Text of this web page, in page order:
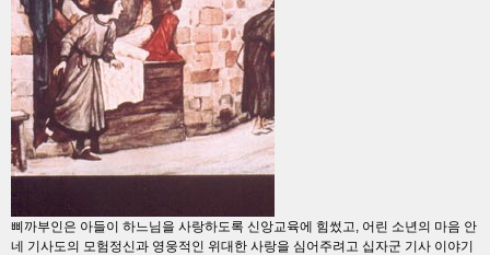
삐까부인은 아들이 하느님을 사랑하도록 신앙교육에 힘썼고, 어린 소년의 마음 안
네 기사도의 모험정신과 영웅적인 위대한 사랑을 심어주려고 십자군 기사 이야기